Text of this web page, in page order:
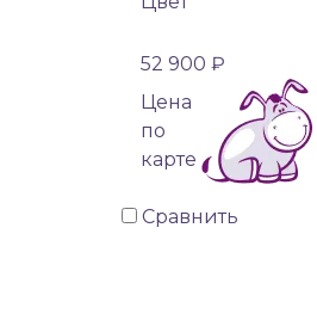
52 900 ₽
Цена
по
карте
Сравнить